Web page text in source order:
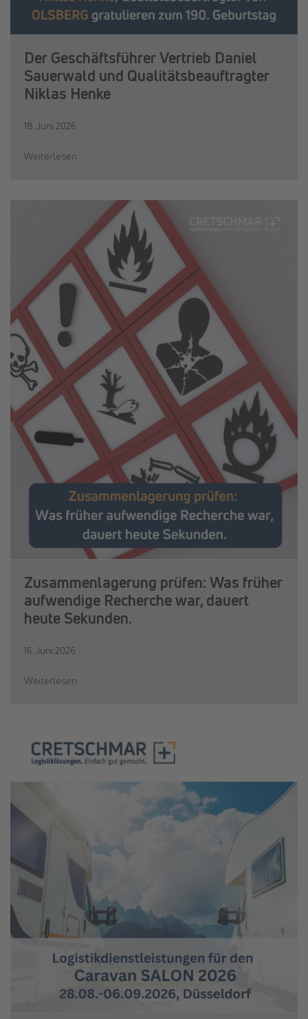
Der Geschäftsführer Vertrieb Daniel
Sauerwald und Qualitätsbeauftragter
Niklas Henke
18. Juni 2026
Weiterlesen …
Zusammenlagerung prüfen: Was früher
aufwendige Recherche war, dauert
heute Sekunden.
16. Juni 2026
Weiterlesen …